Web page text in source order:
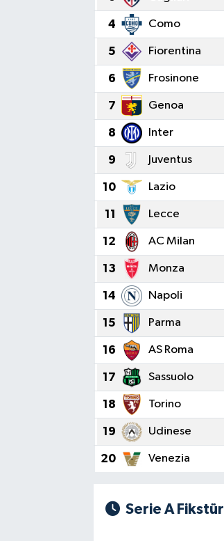
4 Como
5 Fiorentina
6 Frosinone
7 Genoa
8 Inter
9 Juventus
10 Lazio
11 Lecce
12 AC Milan
13 Monza
14 Napoli
15 Parma
16 AS Roma
17 Sassuolo
18 Torino
19 Udinese
20 Venezia
Serie A Fikstür